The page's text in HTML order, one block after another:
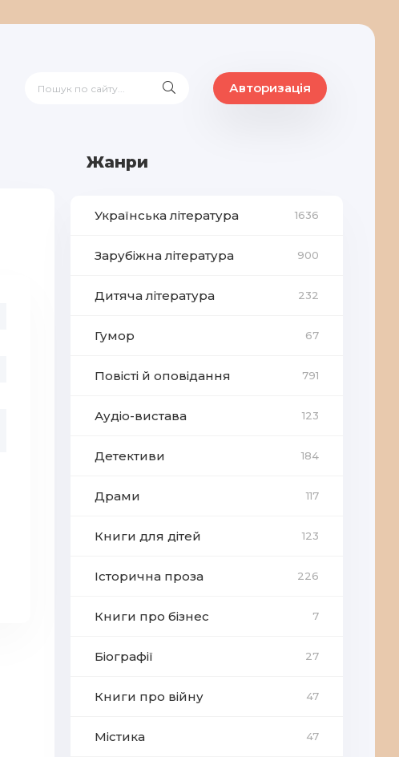
Авторизація
Жанри
Українська література 1636
Зарубіжна література 900
Дитяча література 232
Гумор 67
Повісті й оповідання 791
Аудіо-вистава 123
Детективи 184
Драми 117
Книги для дітей 123
Історична проза 226
Книги про бізнес 7
Біографії 27
Книги про війну 47
Містика 47